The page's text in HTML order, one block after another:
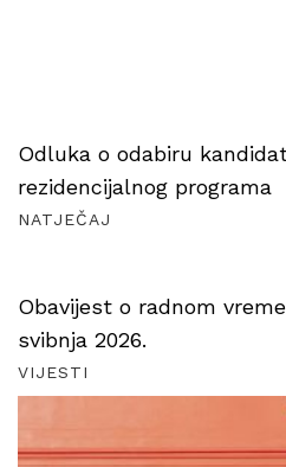
Odluka o odabiru
rezidencijalnog programa
NATJEČAJ
Obavijest o radnom
svibnja 2026.
VIJESTI